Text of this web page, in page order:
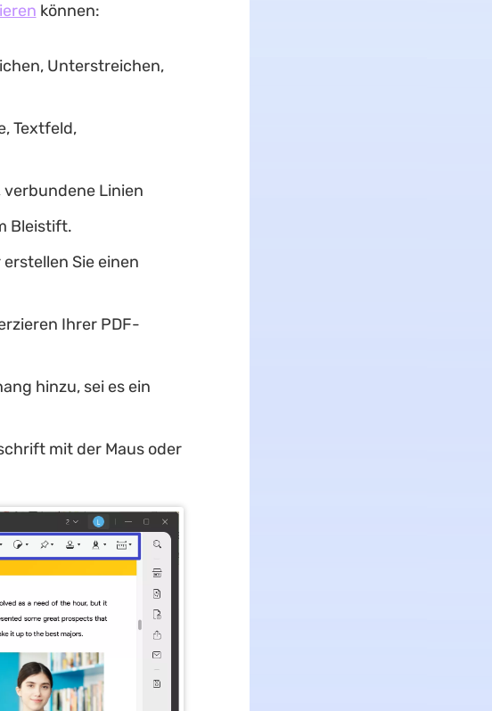
können:
Unterstreichen,
Textfeld,
verbundene Linien
Bleistift.
Sie einen
Ihrer PDF-
hinzu, sei es ein
mit der Maus oder